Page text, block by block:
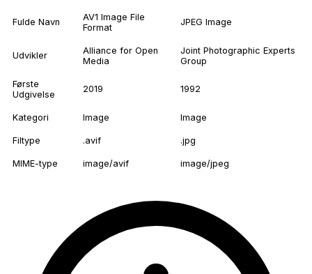
Fulde Navn
AV1 Image File
Format
JPEG Image
Udvikler
Alliance for Open
Media
Joint Photographic Experts
Group
Første
Udgivelse
2019 1992
Kategori Image Image
Filtype .avif .jpg
MIME-type image/avif image/jpeg